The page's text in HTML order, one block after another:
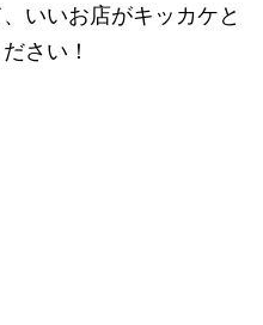
いいお店がキッカケと
さい！